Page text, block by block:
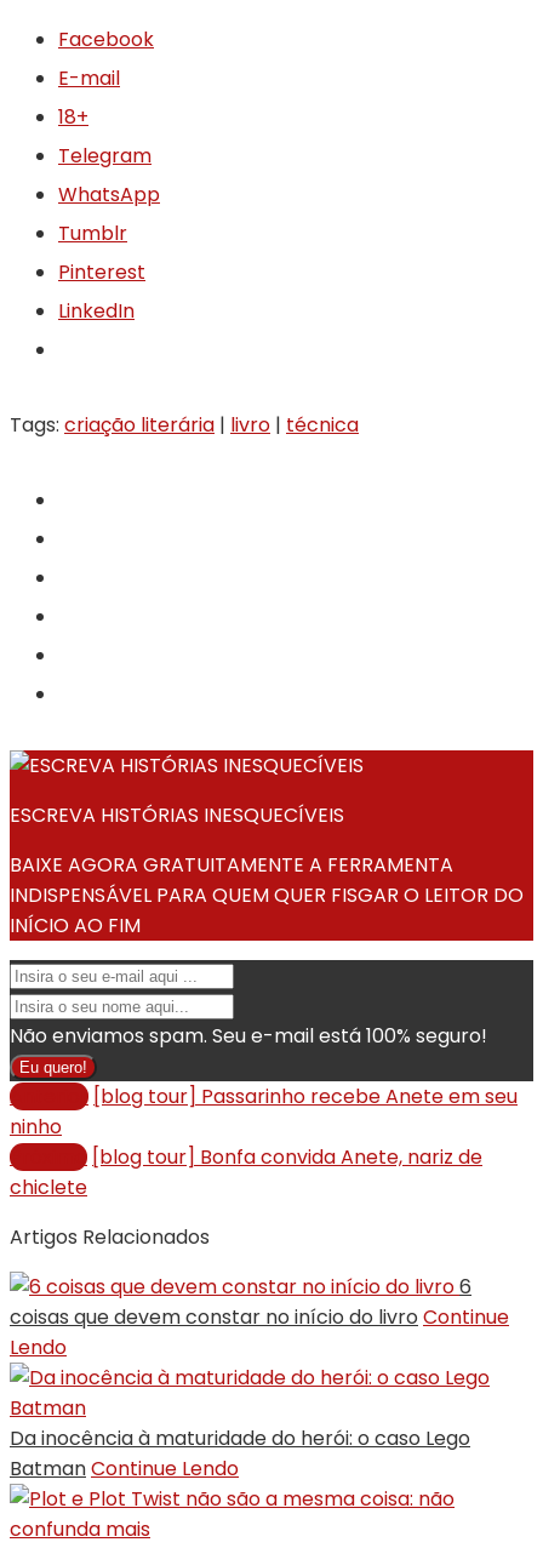
Facebook
E-mail
18+
Telegram
WhatsApp
Tumblr
Pinterest
LinkedIn
Tags: criação literária | livro | técnica
ESCREVA HISTÓRIAS INESQUECÍVEIS
BAIXE AGORA GRATUITAMENTE A FERRAMENTA
INDISPENSÁVEL PARA QUEM QUER FISGAR O LEITOR DO
INÍCIO AO FIM
Não enviamos spam. Seu e-mail está 100% seguro!
Eu quero!
Anterior [blog tour] Passarinho recebe Anete em seu
ninho
Próximo [blog tour] Bonfa convida Anete, nariz de
chiclete
Artigos Relacionados
6
coisas que devem constar no início do livro Continue
Lendo
Da inocência à maturidade do herói: o caso Lego
BatmanContinue Lendo